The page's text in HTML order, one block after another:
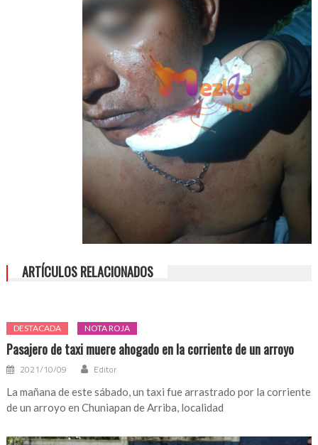
ARTÍCULOS RELACIONADOS
DESTACADA NOTA ROJA
Pasajero de taxi muere ahogado en la corriente de un arroyo
2021/10/09 Editor
La mañana de este sábado, un taxi fue arrastrado por la corriente
de un arroyo en Chuniapan de Arriba, localidad